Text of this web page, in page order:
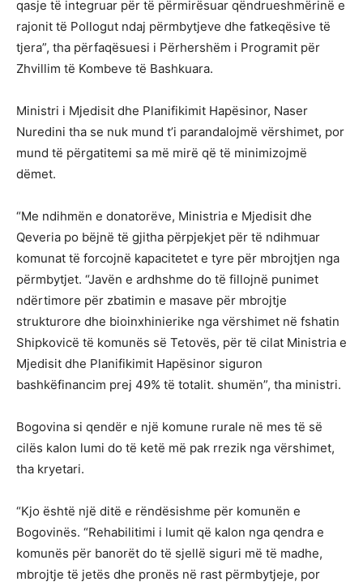
qasje të integruar për të përmirësuar qëndrueshmërinë e
rajonit të Pollogut ndaj përmbytjeve dhe fatkeqësive të
tjera”, tha përfaqësuesi i Përhershëm i Programit për
Zhvillim të Kombeve të Bashkuara.
Ministri i Mjedisit dhe Planifikimit Hapësinor, Naser
Nuredini tha se nuk mund t’i parandalojmë vërshimet, por
mund të përgatitemi sa më mirë që të minimizojmë
dëmet.
“Me ndihmën e donatorëve, Ministria e Mjedisit dhe
Qeveria po bëjnë të gjitha përpjekjet për të ndihmuar
komunat të forcojnë kapacitetet e tyre për mbrojtjen nga
përmbytjet. “Javën e ardhshme do të fillojnë punimet
ndërtimore për zbatimin e masave për mbrojtje
strukturore dhe bioinxhinierike nga vërshimet në fshatin
Shipkovicë të komunës së Tetovës, për të cilat Ministria e
Mjedisit dhe Planifikimit Hapësinor siguron
bashkëfinancim prej 49% të totalit. shumën”, tha ministri.
Bogovina si qendër e një komune rurale në mes të së
cilës kalon lumi do të ketë më pak rrezik nga vërshimet,
tha kryetari.
“Kjo është një ditë e rëndësishme për komunën e
Bogovinës. “Rehabilitimi i lumit që kalon nga qendra e
komunës për banorët do të sjellë siguri më të madhe,
mbrojtje të jetës dhe pronës në rast përmbytjeje, por